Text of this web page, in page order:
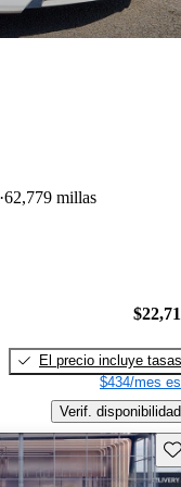
62,779 millas
El precio incluye tasas
$434/mes
Verif. disponibilidad